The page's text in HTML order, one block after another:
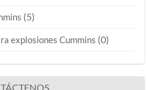
(5)
explosiones Cummins (0)